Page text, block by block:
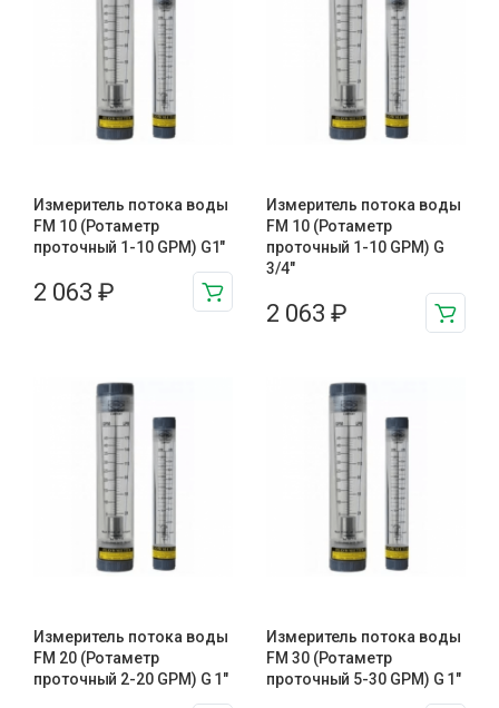
Измеритель потока воды
FM 10 (Ротаметр
проточный 1-10 GPM) G1″
2 063 ₽
Измеритель потока воды
FM 10 (Ротаметр
проточный 1-10 GPM) G
3/4″
2 063 ₽
Измеритель потока воды
FM 20 (Ротаметр
проточный 2-20 GPM) G 1″
Измеритель потока воды
FM 30 (Ротаметр
проточный 5-30 GPM) G 1″